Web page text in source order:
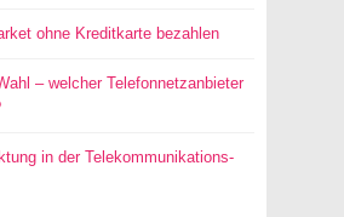
ohne Kreditkarte bezahlen
– welcher Telefonnetzanbieter
in der Telekommunikations-